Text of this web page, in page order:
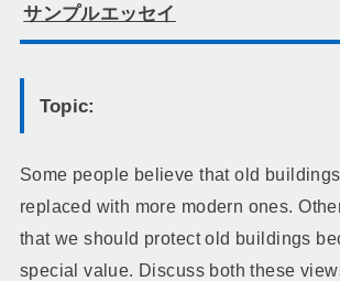
サンプルエッセイ
Topic:
Some people believe that old
replaced with more modern ones.
that we should protect old buildings
special value. Discuss both these